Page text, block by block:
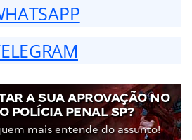
A SUA APROVAÇÃO NO
POLÍCIA PENAL SP?
mais entende do assunto!